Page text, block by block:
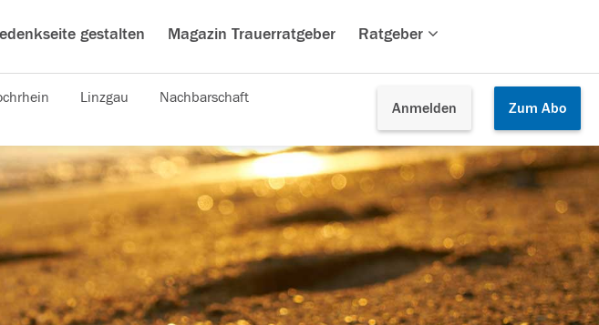
gestalten Magazin Trauerratgeber Ratgeber
Anmelden Zum Abo
Linzgau Nachbarschaft